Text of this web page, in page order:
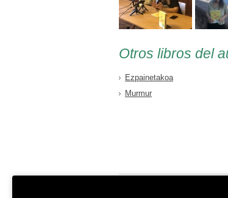
Otros libros del
Ezpainetakoa
Murmur